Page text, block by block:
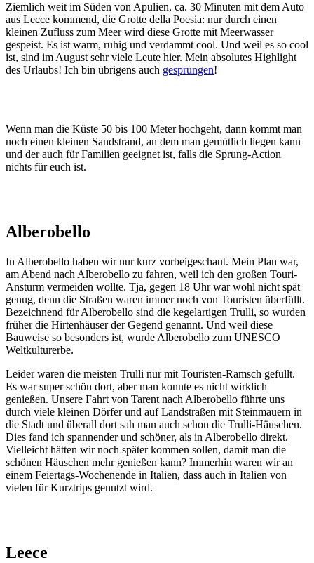
Ziemlich weit im Süden von Apulien, ca. 30 Minuten mit dem Auto
aus Lecce kommend, die Grotte della Poesia: nur durch einen
kleinen Zufluss zum Meer wird diese Grotte mit Meerwasser
gespeist. Es ist warm, ruhig und verdammt cool. Und weil es so cool
ist, sind im August sehr viele Leute hier. Mein absolutes Highlight
des Urlaubs! Ich bin übrigens auch gesprungen!
Wenn man die Küste 50 bis 100 Meter hochgeht, dann kommt man
noch einen kleinen Sandstrand, an dem man gemütlich liegen kann
und der auch für Familien geeignet ist, falls die Sprung-Action
nichts für euch ist.
Alberobello
In Alberobello haben wir nur kurz vorbeigeschaut. Mein Plan war,
am Abend nach Alberobello zu fahren, weil ich den großen Touri-
Ansturm vermeiden wollte. Tja, gegen 18 Uhr war wohl nicht spät
genug, denn die Straßen waren immer noch von Touristen überfüllt.
Bezeichnend für Alberobello sind die kegelartigen Trulli, so wurden
früher die Hirtenhäuser der Gegend genannt. Und weil diese
Bauweise so besonders ist, wurde Alberobello zum UNESCO
Weltkulturerbe.
Leider waren die meisten Trulli nur mit Touristen-Ramsch gefüllt.
Es war super schön dort, aber man konnte es nicht wirklich
genießen. Unsere Fahrt von Tarent nach Alberobello führte uns
durch viele kleinen Dörfer und auf Landstraßen mit Steinmauern in
die Stadt und überall dort sah man auch schon die Trulli-Häuschen.
Dies fand ich spannender und schöner, als in Alberobello direkt.
Vielleicht hätten wir noch später kommen sollen, damit man die
schönen Häuschen mehr genießen kann? Immerhin waren wir an
einem Feiertags-Wochenende in Italien, dass auch in Italien von
vielen für Kurztrips genutzt wird.
Leece